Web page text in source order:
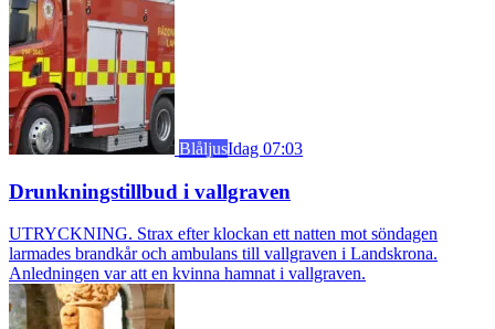
BlåljusIdag 07:03
Drunkningstillbud i vallgraven
UTRYCKNING. Strax efter klockan ett natten mot söndagen
larmades brandkår och ambulans till vallgraven i Landskrona.
Anledningen var att en kvinna hamnat i vallgraven.